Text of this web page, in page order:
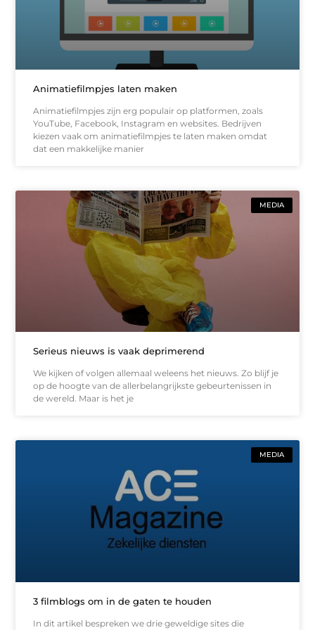
Animatiefilmpjes laten maken
Animatiefilmpjes zijn erg populair op platformen, zoals
YouTube, Facebook, Instagram en websites. Bedrijven
kiezen vaak om animatiefilmpjes te laten maken omdat
dat een makkelijke manier
MEDIA
Serieus nieuws is vaak deprimerend
We kijken of volgen allemaal weleens het nieuws. Zo blijf je
op de hoogte van de allerbelangrijkste gebeurtenissen in
de wereld. Maar is het je
MEDIA
3 filmblogs om in de gaten te houden
In dit artikel bespreken we drie geweldige sites die